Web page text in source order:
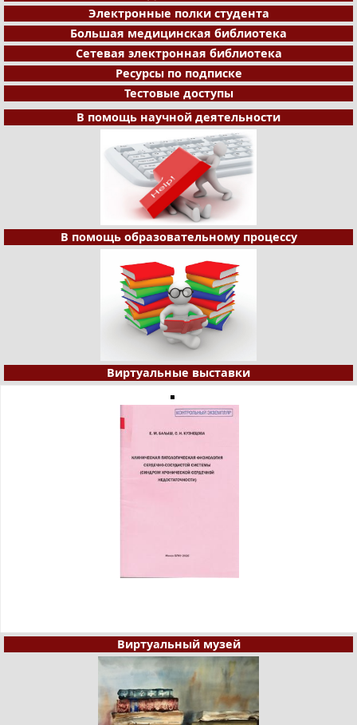
Электронные полки студента
Большая медицинская библиотека
Сетевая электронная библиотека
Ресурсы по подписке
Тестовые доступы
В помощь научной деятельности
В помощь образовательному процессу
Виртуальные выставки
Виртуальный музей